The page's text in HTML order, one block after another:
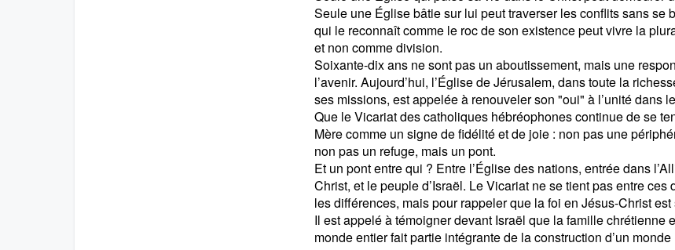
Seule une Église bâtie sur lui peut traverser les conflits sans se
qui le reconnaît comme le roc de son existence peut vivre la
et non comme division.
Soixante-dix ans ne sont pas un aboutissement, mais une
l’avenir. Aujourd’hui, l’Église de Jérusalem, dans toute la
ses missions, est appelée à renouveler son "oui" à l’unité dans
Que le Vicariat des catholiques hébréophones continue de se
Mère comme un signe de fidélité et de joie : non pas une
non pas un refuge, mais un pont.
Et un pont entre qui ? Entre l’Église des nations, entrée dans
Christ, et le peuple d’Israël. Le Vicariat ne se tient pas entre ces
les différences, mais pour rappeler que la foi en Jésus-Christ
Il est appelé à témoigner devant Israël que la famille chrétienne
monde entier fait partie intégrante de la construction d’un